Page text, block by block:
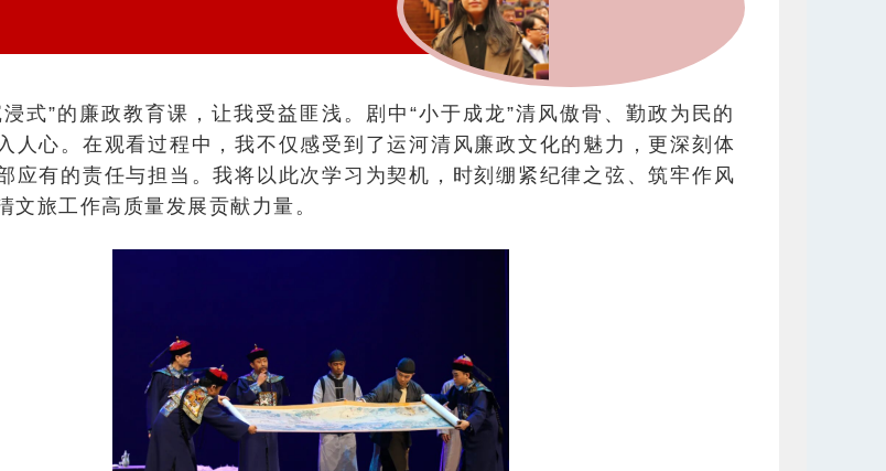
浸式”的廉政教育课，让我受益匪浅。剧中“小于成龙”清风傲骨、勤政为民的
人心。在观看过程中，我不仅感受到了运河清风廉政文化的魅力，更深刻体
应有的责任与担当。我将以此次学习为契机，时刻绷紧纪律之弦、筑牢作风
文旅工作高质量发展贡献力量。